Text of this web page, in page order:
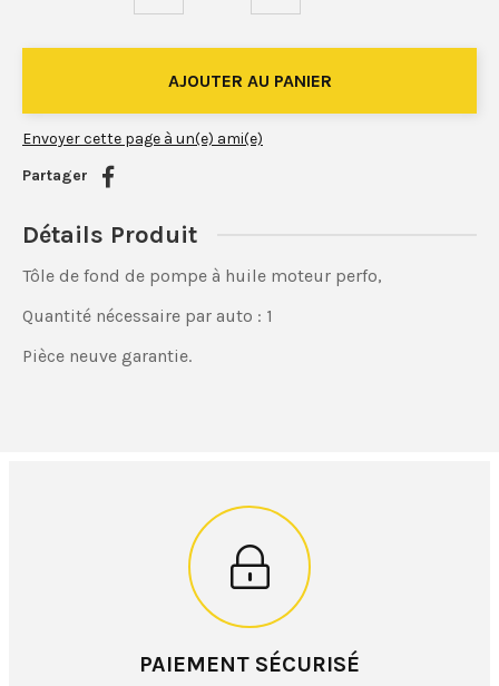
Envoyer cette page à un(e) ami(e)
Partager
Détails Produit
Tôle de fond de pompe à huile moteur perfo,
Quantité nécessaire par auto : 1
Pièce neuve garantie.
PAIEMENT SÉCURISÉ